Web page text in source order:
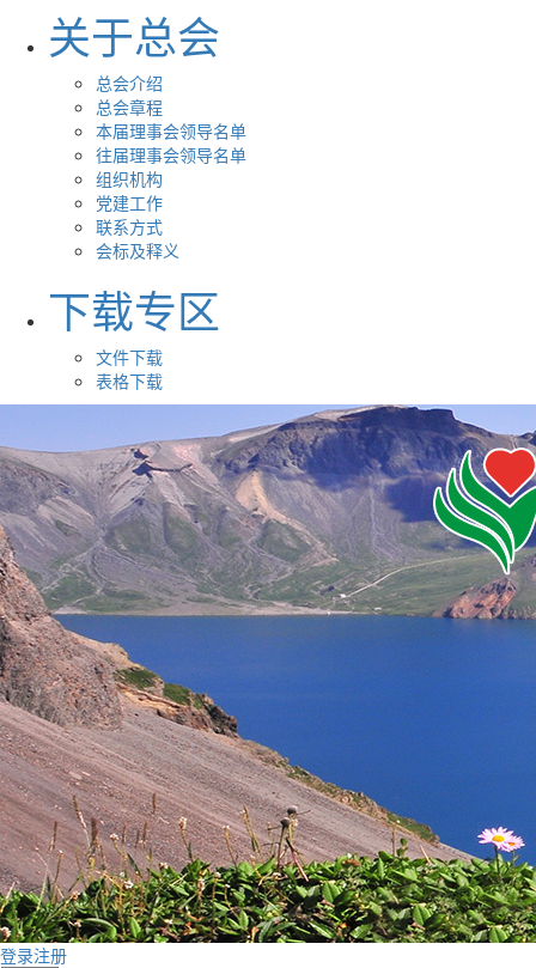
关于总会
总会介绍
总会章程
本届理事会领导名单
往届理事会领导名单
组织机构
党建工作
联系方式
会标及释义
下载专区
文件下载
表格下载
登录注册